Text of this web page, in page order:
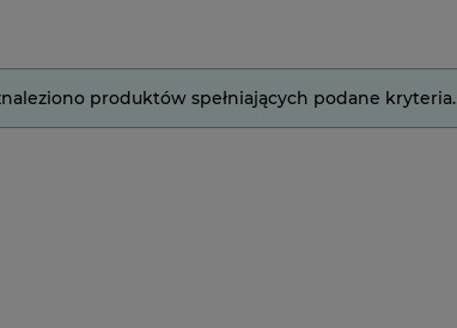
produktów spełniających podane kryteria.